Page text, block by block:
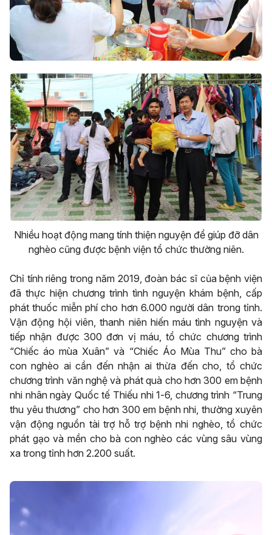
Nhiều hoạt động mang tính thiện nguyện để giúp đỡ dân
nghèo cũng được bệnh viện tổ chức thường niên.
Chỉ tính riêng trong năm 2019, đoàn bác sĩ của bệnh viện
đã thực hiện chương trình tình nguyện khám bệnh, cấp
phát thuốc miễn phí cho hơn 6.000 người dân trong tỉnh.
Vận động hội viên, thanh niên hiến máu tình nguyện và
tiếp nhận được 300 đơn vị máu, tổ chức chương trình
“Chiếc áo mùa Xuân” và “Chiếc Áo Mùa Thu” cho bà
con nghèo ai cần đến nhận ai thừa đến cho, tổ chức
chương trình văn nghệ và phát quà cho hơn 300 em bệnh
nhi nhân ngày Quốc tế Thiếu nhi 1-6, chương trình “Trung
thu yêu thương” cho hơn 300 em bệnh nhi, thường xuyên
vận động nguồn tài trợ hỗ trợ bệnh nhi nghèo, tổ chức
phát gạo và mền cho bà con nghèo các vùng sâu vùng
xa trong tỉnh hơn 2.200 suất.